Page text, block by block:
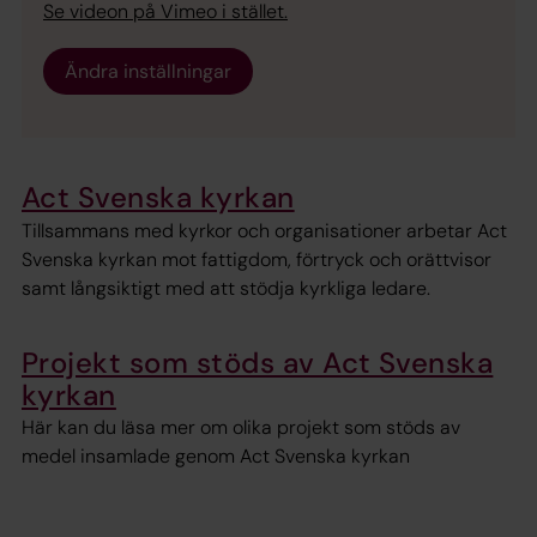
Se videon på Vimeo i stället.
Ändra inställningar
Act Svenska kyrkan
Tillsammans med kyrkor och organisationer arbetar Act
Svenska kyrkan mot fattigdom, förtryck och orättvisor
samt långsiktigt med att stödja kyrkliga ledare.
Projekt som stöds av Act Svenska
kyrkan
Här kan du läsa mer om olika projekt som stöds av
medel insamlade genom Act Svenska kyrkan